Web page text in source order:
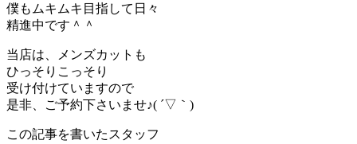
僕もムキムキ目指して日々
精進中です＾＾
当店は、メンズカットも
ひっそりこっそり
受け付けていますので
是非、ご予約下さいませ♪( ´▽｀)
この記事を書いたスタッフ